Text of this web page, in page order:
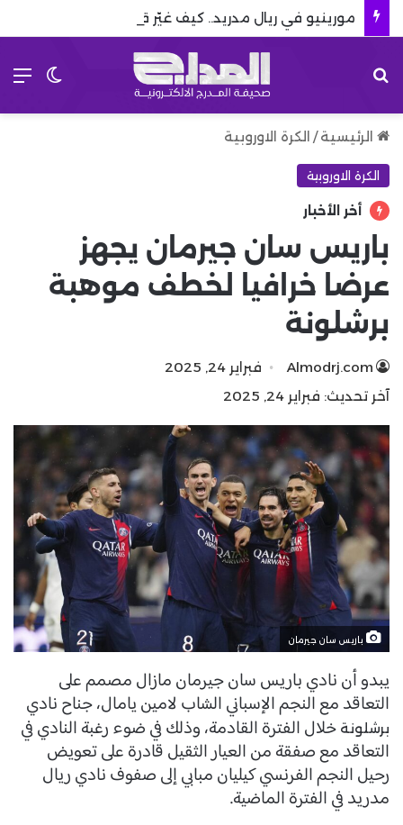
مورينيو في ريال مدريد.. كيف غيّر قواعد اللعبة
الرئيسية / الكرة الاوروبية
الكرة الاوروبية
أخر الأخبار
باريس سان جيرمان يجهز
عرضا خرافيا لخطف موهبة
برشلونة
Almodrj.com
فبراير 24, 2025
آخر تحديث: فبراير 24, 2025
باريس سان جيرمان
يبدو أن نادي باريس سان جيرمان مازال مصمم على
التعاقد مع النجم الإسباني الشاب لامين يامال، جناح نادي
برشلونة خلال الفترة القادمة، وذلك في ضوء رغبة النادي في
التعاقد مع صفقة من العيار الثقيل قادرة على تعويض
رحيل النجم الفرنسي كيليان مبابي إلى صفوف نادي ريال
مدريد في الفترة الماضية.